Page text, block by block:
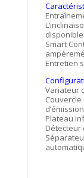
Smart
Entretien
Variateur
Plateau
Détecteur